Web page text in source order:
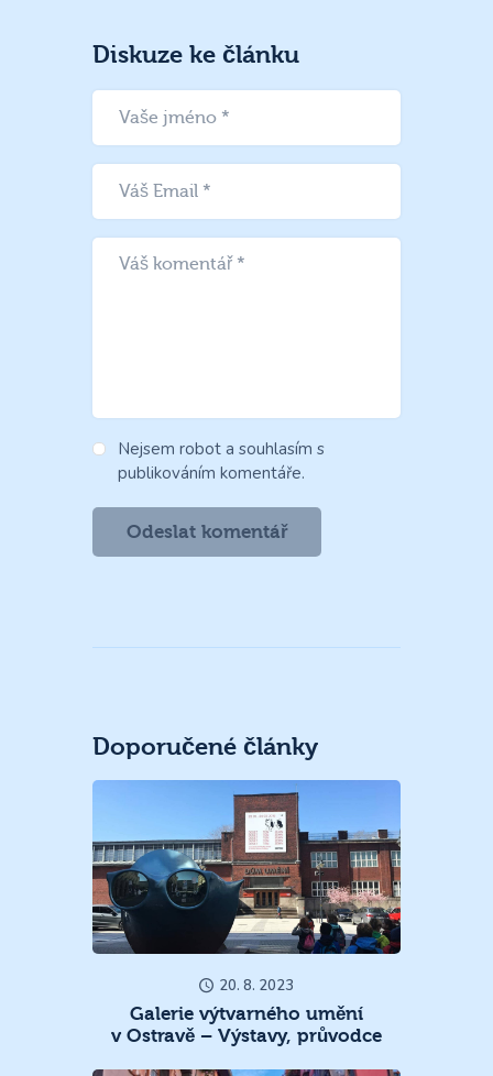
Diskuze ke článku
Nejsem robot a souhlasím s
publikováním komentáře.
Doporučené články
20. 8. 2023
Galerie výtvarného umění
v Ostravě – Výstavy, průvodce